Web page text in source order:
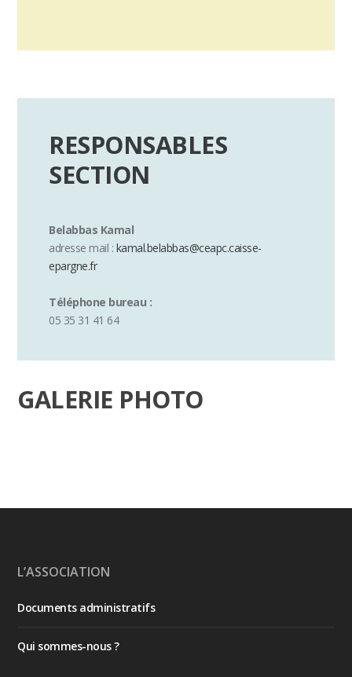
RESPONSABLES
SECTION
Belabbas Kamal
adresse mail : kamal.belabbas@ceapc.caisse-
epargne.fr
Téléphone bureau :
05 35 31 41 64
GALERIE PHOTO
L’ASSOCIATION
Documents administratifs
Qui sommes-nous ?